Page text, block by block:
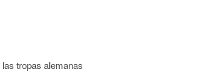
tropas alemanas